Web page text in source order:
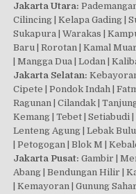
Jakarta Utara:
Cilincing | Kelapa Gading |
Sukapura | Warakas |
Baru | Rorotan | Kamal
| Mangga Dua | Lodan |
Jakarta Selatan:
Cipete | Pondok Indah |
Ragunan | Cilandak |
Kemang | Tebet | Setiabudi
Lenteng Agung | Lebak
| Petogogan | Blok M |
Jakarta Pusat: Gambir |
Abang | Bendungan Hilir |
| Kemayoran | Gunung